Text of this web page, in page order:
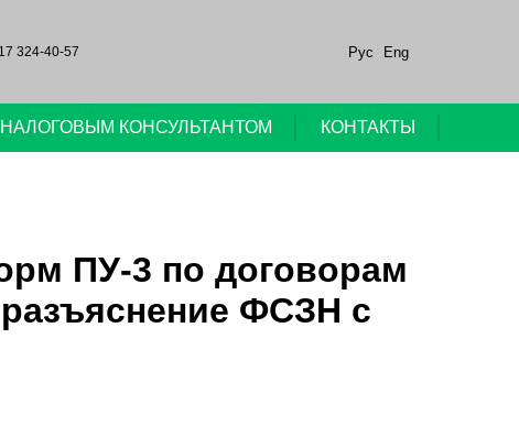
324-40-57 Рус Eng
НАЛОГОВЫМ КОНСУЛЬТАНТОМ КОНТАКТЫ
ПУ-3 по договорам
ФСЗН с